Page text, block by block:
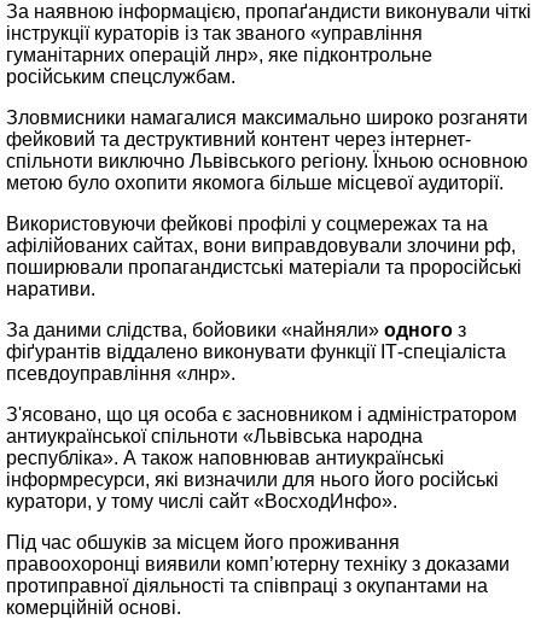
За наявною інформацією, пропаґандисти виконували чіткі
інструкції кураторів із так званого «управління
гуманітарних операцій лнр», яке підконтрольне
російським спецслужбам.
Зловмисники намагалися максимально широко розганяти
фейковий та деструктивний контент через інтернет-
спільноти виключно Львівського регіону. Їхньою основною
метою було охопити якомога більше місцевої аудиторії.
Використовуючи фейкові профілі у соцмережах та на
афілійованих сайтах, вони виправдовували злочини рф,
поширювали пропагандистські матеріали та проросійські
наративи.
За даними слідства, бойовики «найняли» одного з
фіґурантів віддалено виконувати функції ІТ-спеціаліста
псевдоуправління «лнр».
З'ясовано, що ця особа є засновником і адміністратором
антиукраїнської спільноти «Львівська народна
республіка». А також наповнював антиукраїнські
інформресурси, які визначили для нього його російські
куратори, у тому числі сайт «ВосходИнфо».
Під час обшуків за місцем його проживання
правоохоронці виявили комп’ютерну техніку з доказами
протиправної діяльності та співпраці з окупантами на
комерційній основі.